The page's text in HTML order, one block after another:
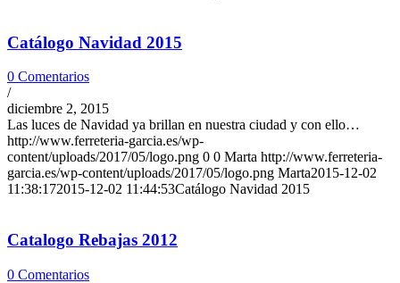
Catálogo Navidad 2015
0 Comentarios
/
diciembre 2, 2015
Las luces de Navidad ya brillan en nuestra ciudad y con ello…
http://www.ferreteria-garcia.es/wp-
content/uploads/2017/05/logo.png 0 0 Marta http://www.ferreteria-
garcia.es/wp-content/uploads/2017/05/logo.png Marta2015-12-02
11:38:172015-12-02 11:44:53Catálogo Navidad 2015
Catalogo Rebajas 2012
0 Comentarios